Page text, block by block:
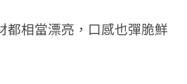
都相當漂亮，口感也彈脆鮮